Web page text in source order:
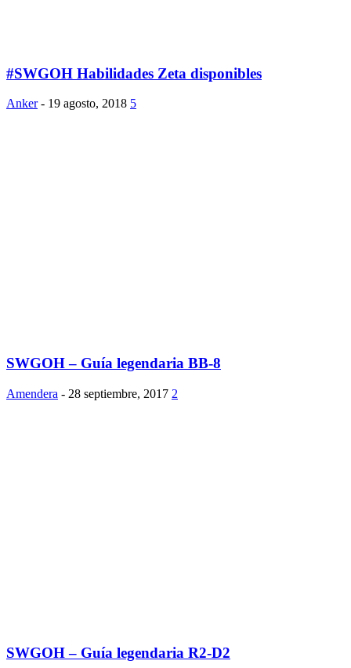
#SWGOH Habilidades Zeta disponibles
Anker - 19 agosto, 2018 5
SWGOH – Guía legendaria BB-8
Amendera - 28 septiembre, 2017 2
SWGOH – Guía legendaria R2-D2